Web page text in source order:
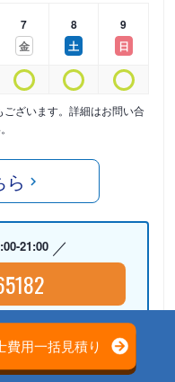
7
金
8
土
9
日
ざいます。詳細はお問い合
ら
21:00
談